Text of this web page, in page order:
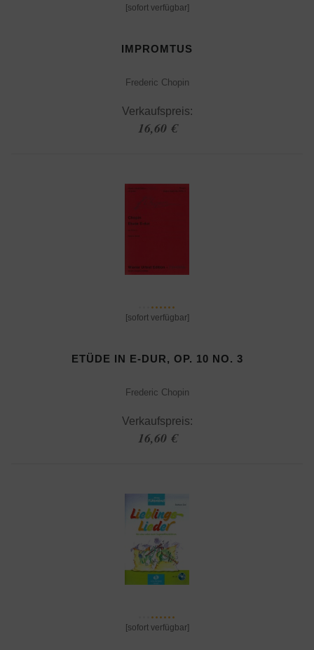
[sofort verfügbar]
IMPROMTUS
Frederic Chopin
Verkaufspreis:
16,60 €
[sofort verfügbar]
ETÜDE IN E-DUR, OP. 10 NO. 3
Frederic Chopin
Verkaufspreis:
16,60 €
[sofort verfügbar]